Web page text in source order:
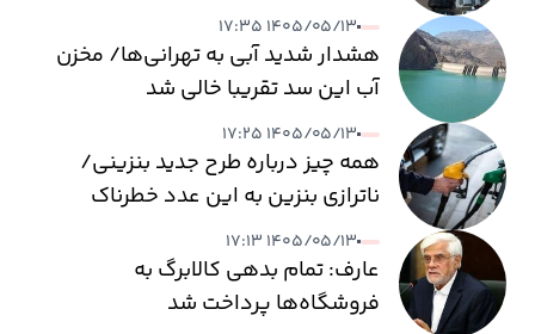
۱۴۰۵/۰۵/۱۳ ۱۷:۳۵
هشدار شدید آبی به تهرانی‌ها/ مخزن
آب این سد تقریبا خالی شد
۱۴۰۵/۰۵/۱۳ ۱۷:۲۵
همه چیز درباره طرح جدید بنزینی/
ناترازی بنزین به این عدد خطرناک
می‌رسد
۱۴۰۵/۰۵/۱۳ ۱۷:۱۳
عارف: تمام بدهی کالابرگ به
فروشگاه‌ها پرداخت شد